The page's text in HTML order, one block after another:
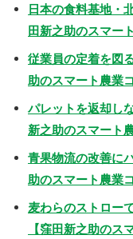
日本の食料基地・
田新之助のスマー
従業員の定着を図
助のスマート農業コ
パレットを返却し
新之助のスマート
青果物流の改善に
助のスマート農業コ
麦わらのストロー
【窪田新之助のス